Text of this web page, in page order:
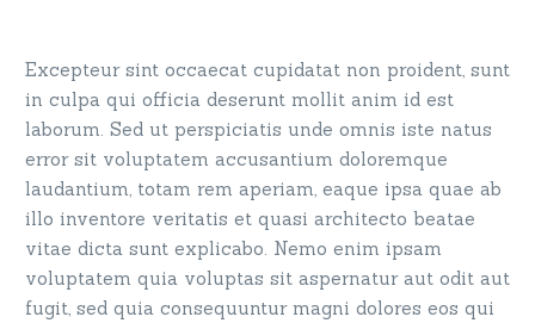
Excepteur sint occaecat cupidatat non proident, sunt
in culpa qui officia deserunt mollit anim id est
laborum. Sed ut perspiciatis unde omnis iste natus
error sit voluptatem accusantium doloremque
laudantium, totam rem aperiam, eaque ipsa quae ab
illo inventore veritatis et quasi architecto beatae
vitae dicta sunt explicabo. Nemo enim ipsam
voluptatem quia voluptas sit aspernatur aut odit aut
fugit, sed quia consequuntur magni dolores eos qui